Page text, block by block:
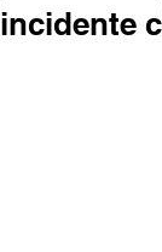
incidente